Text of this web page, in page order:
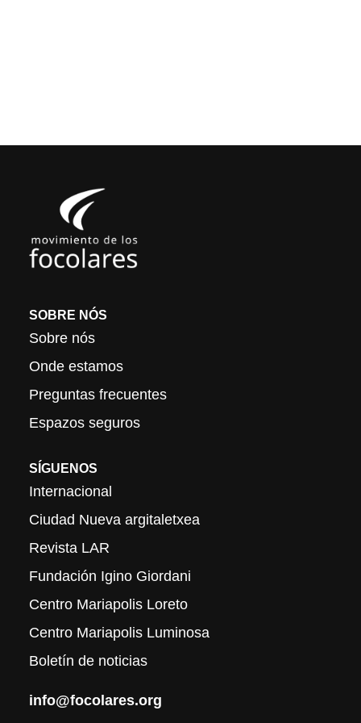
SOBRE NÓS
Sobre nós
Onde estamos
Preguntas frecuentes
Espazos seguros
SÍGUENOS
Internacional
Ciudad Nueva argitaletxea
Revista LAR
Fundación Igino Giordani
Centro Mariapolis Loreto
Centro Mariapolis Luminosa
Boletín de noticias
info@focolares.org